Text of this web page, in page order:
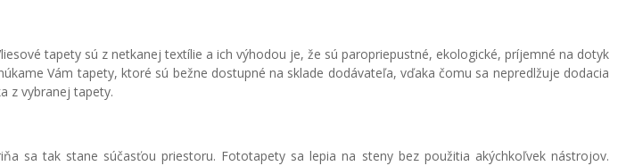
tapety sú z netkanej textílie a ich výhodou je, že sú paropriepustné, ekologické, príjemné na dotyk
Vám tapety, ktoré sú bežne dostupné na sklade dodávateľa, vďaka čomu sa nepredlžuje dodacia
z vybranej tapety.
sa tak stane súčasťou priestoru. Fototapety sa lepia na steny bez použitia akýchkoľvek nástrojov.